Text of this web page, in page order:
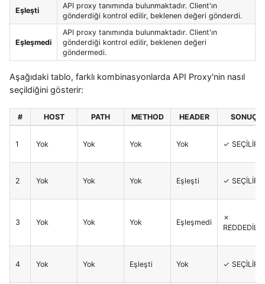
Eşleşti
API proxy tanımında bulunmaktadır. Client'ın
gönderdiği kontrol edilir, beklenen değeri gönderdi.
Eşleşmedi
API proxy tanımında bulunmaktadır. Client'ın
gönderdiği kontrol edilir, beklenen değeri
göndermedi.
Aşağıdaki tablo, farklı kombinasyonlarda API Proxy'nin nasıl
seçildiğini gösterir:
# HOST PATH METHOD HEADER SONUÇ
1 Yok Yok Yok Yok ✓ SEÇİLİR
2 Yok Yok Yok Eşleşti ✓ SEÇİLİR
3 Yok Yok Yok Eşleşmedi
✗
REDDEDİLİR
4 Yok Yok Eşleşti Yok ✓ SEÇİLİR